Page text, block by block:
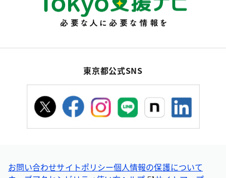
東京都公式SNS
お問い合わせサイトポリシー個人情報の保護について